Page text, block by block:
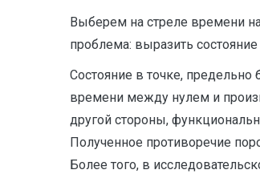
Выберем на стреле времени
проблема: выразить
Состояние в точке,
времени между нулем и
другой стороны,
Полученное противоречие
Более того, в